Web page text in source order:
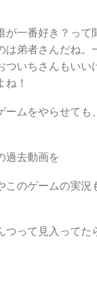
が一番好き？って
は弟者さんだね。
ついちさんもいい
！
ームをやらせても
過去動画を
このゲームの実況
って見入ってた